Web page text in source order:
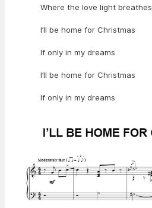
Where the love light breathes
I’ll be home for Christmas
If only in my dreams
I’ll be home for Christmas
If only in my dreams